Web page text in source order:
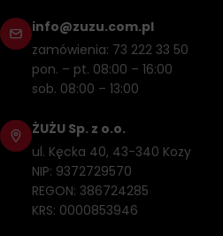
info@zuzu.com.pl
zamówienia: 73 222 33 50
pon. – pt. 08:00 – 16:00
sob. 08:00 – 13:00
ŻUŻU Sp. z o.o.
ul. Kęcka 40, 43-340 Kozy
NIP: 9372729570
REGON: 386724285
KRS: 0000853946